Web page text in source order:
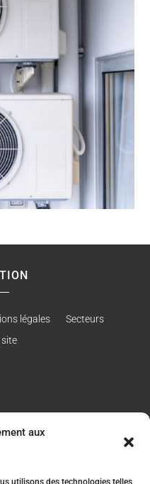
aux
utilisons des technologies telles
légales
Secteurs
site